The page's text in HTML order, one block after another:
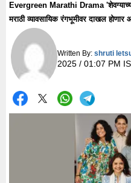
Evergreen Marathi Drama
मराठी व्यावसायिक रंगभूमीवर दाखल होणार
Written By: shruti
2025 / 01:07 PM